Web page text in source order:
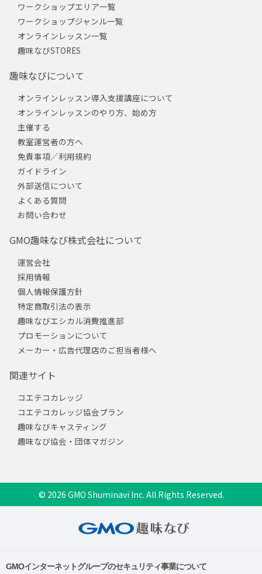
ワークショップエリア一覧
ワークショップジャンル一覧
オンラインレッスン一覧
趣味なびSTORES
趣味なびについて
オンラインレッスン導入支援講座について
オンラインレッスンのやり方、始め方
主催する
教室運営者の方へ
免責事項／利用規約
ガイドライン
外部送信について
よくある質問
お問い合わせ
GMO趣味なび株式会社について
運営会社
採用情報
個人情報保護方針
特定商取引法の表示
趣味なびエシカル消費推進部
プロモーションについて
メーカー・広告代理店のご担当者様へ
関連サイト
コエテコカレッジ
コエテコカレッジ協会プラン
趣味なびキャスティング
趣味なび協会・団体マガジン
© 2026 GMO Shuminavi Inc. All Rights Reserved.